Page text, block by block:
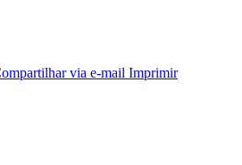
via e-mail Imprimir